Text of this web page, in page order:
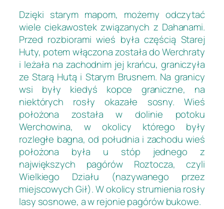
Dzięki starym mapom, możemy odczytać
wiele ciekawostek związanych z Dahanami.
Przed rozbiorami wieś była częścią Starej
Huty, potem włączona została do Werchraty
i leżała na zachodnim jej krańcu, graniczyła
ze Starą Hutą i Starym Brusnem. Na granicy
wsi były kiedyś kopce graniczne, na
niektórych rosły okazałe sosny. Wieś
położona została w dolinie potoku
Werchowina, w okolicy którego były
rozległe bagna, od południa i zachodu wieś
położona była u stóp jednego z
największych pagórów Roztocza, czyli
Wielkiego Działu (nazywanego przez
miejscowych Gił). W okolicy strumienia rosły
lasy sosnowe, a w rejonie pagórów bukowe.